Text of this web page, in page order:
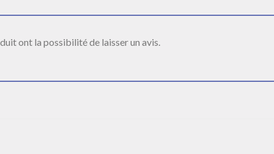
ont la possibilité de laisser un avis.